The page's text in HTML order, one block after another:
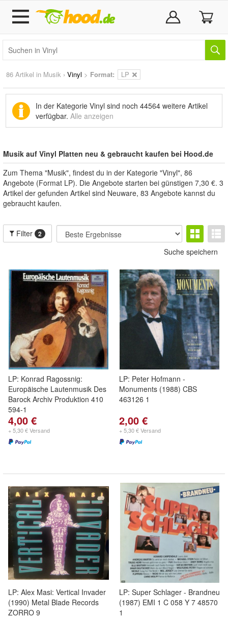
86 Artikel in Musik › Vinyl > Format: LP
In der Kategorie Vinyl sind noch 44564 weitere Artikel
verfügbar. Alle anzeigen
Musik auf Vinyl Platten neu & gebraucht kaufen bei Hood.de
Zum Thema "Musik", findest du in der Kategorie "Vinyl", 86
Angebote (Format LP). Die Angebote starten bei günstigen 7,30 €. 3
Artikel der gefunden Artikel sind Neuware, 83 Angebote kannst du
gebraucht kaufen.
Filter 2
Suche speichern
LP: Konrad Ragossnig:
Europäische Lautenmusik Des
Barock Archiv Produktion 410
594-1
4,00 €
+ 5,30 € Versand
LP: Peter Hofmann -
Monuments (1988) CBS
463126 1
2,00 €
+ 5,30 € Versand
LP: Alex Masi: Vertical Invader
(1990) Metal Blade Records
ZORRO 9
LP: Super Schlager - Brandneu
(1987) EMI 1 C 058 Y 7 48570
1